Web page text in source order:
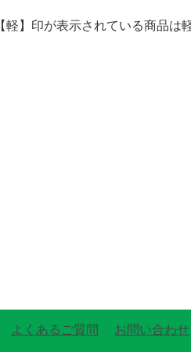
【軽】印が表示されている商品は
よくあるご質問 お問い合わせ